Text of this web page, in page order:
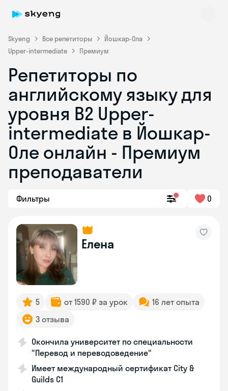
Skyeng Все репетиторы
Йошкар-Ола
Upper-intermediate
Премиум
Репетиторы по
английскому языку для
уровня B2 Upper-
intermediate в Йошкар-
Оле онлайн - Премиум
преподаватели
Фильтры 0
Елена
5 от 1590 ₽ за урок
16 лет опыта
3 отзыва
Окончила университет по специальности
"Перевод и переводоведение"
Имеет международный сертификат City &
Guilds C1
Skyeng Chat